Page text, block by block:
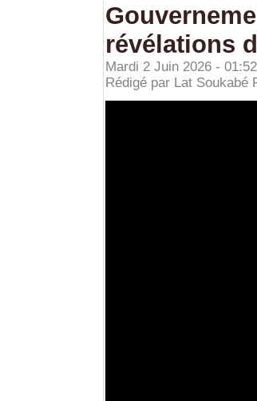
révélations
Mardi 2 Juin 2026 - 01:52
Rédigé par Lat Soukabé